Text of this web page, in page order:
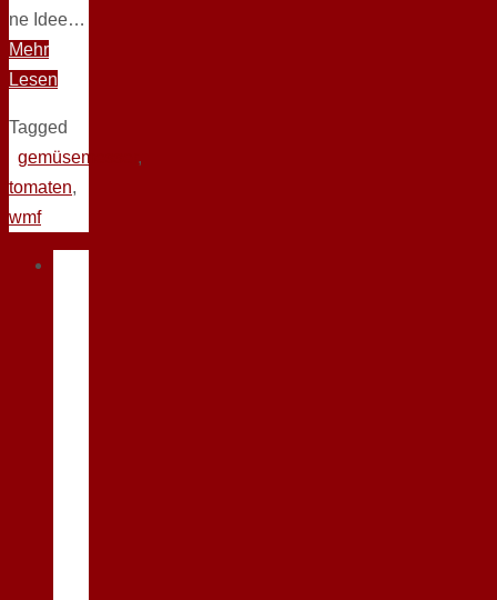
ne Idee…
Mehr
Lesen
Tagged
gemüsemesser ,
tomaten,
wmf